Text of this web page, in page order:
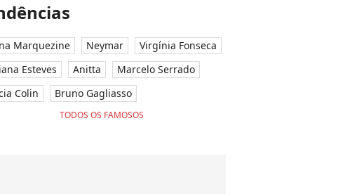
Marquezine Neymar
Virgínia Fonseca
Esteves
Anitta
Marcelo Serrado
Colin
Bruno Gagliasso
TODOS OS FAMOSOS